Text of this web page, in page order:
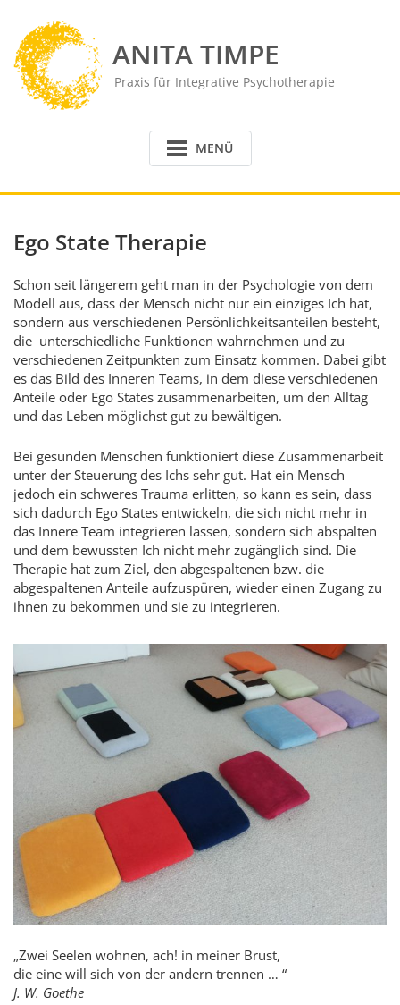
content
ANITA TIMPE
Praxis für Integrative Psychotherapie
MENÜ
Ego State Therapie
Schon seit längerem geht man in der Psychologie von dem
Modell aus, dass der Mensch nicht nur ein einziges Ich hat,
sondern aus verschiedenen Persönlichkeitsanteilen besteht,
die unterschiedliche Funktionen wahrnehmen und zu
verschiedenen Zeitpunkten zum Einsatz kommen. Dabei gibt
es das Bild des Inneren Teams, in dem diese verschiedenen
Anteile oder Ego States zusammenarbeiten, um den Alltag
und das Leben möglichst gut zu bewältigen.
Bei gesunden Menschen funktioniert diese Zusammenarbeit
unter der Steuerung des Ichs sehr gut. Hat ein Mensch
jedoch ein schweres Trauma erlitten, so kann es sein, dass
sich dadurch Ego States entwickeln, die sich nicht mehr in
das Innere Team integrieren lassen, sondern sich abspalten
und dem bewussten Ich nicht mehr zugänglich sind. Die
Therapie hat zum Ziel, den abgespaltenen bzw. die
abgespaltenen Anteile aufzuspüren, wieder einen Zugang zu
ihnen zu bekommen und sie zu integrieren.
„Zwei Seelen wohnen, ach! in meiner Brust,
die eine will sich von der andern trennen … “
J. W. Goethe